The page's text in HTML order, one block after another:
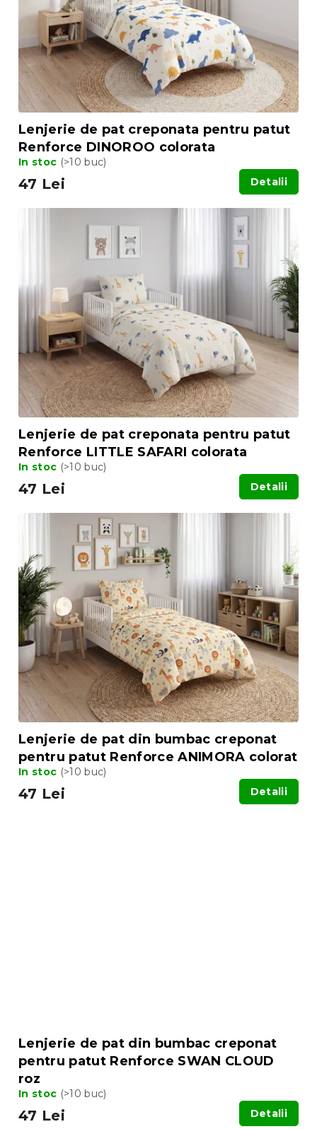
d
u
u
Lenjerie de pat creponata pentru patut
Renforce DINOROO colorata
In stoc (>10 buc)
47 Lei Detalii
Lenjerie de pat creponata pentru patut
Renforce LITTLE SAFARI colorata
In stoc (>10 buc)
47 Lei Detalii
Lenjerie de pat din bumbac creponat
pentru patut Renforce ANIMORA colorat
In stoc (>10 buc)
47 Lei Detalii
Lenjerie de pat din bumbac creponat
pentru patut Renforce SWAN CLOUD
roz
In stoc (>10 buc)
47 Lei Detalii